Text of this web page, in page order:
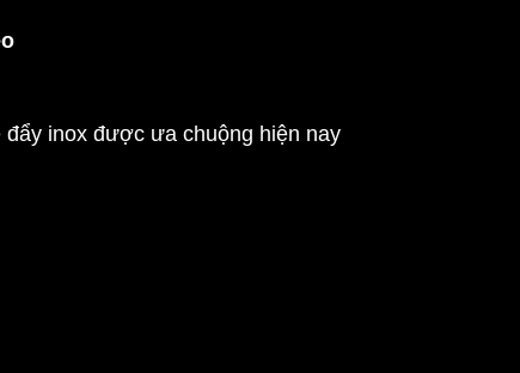
đẩy inox được ưa chuộng hiện nay